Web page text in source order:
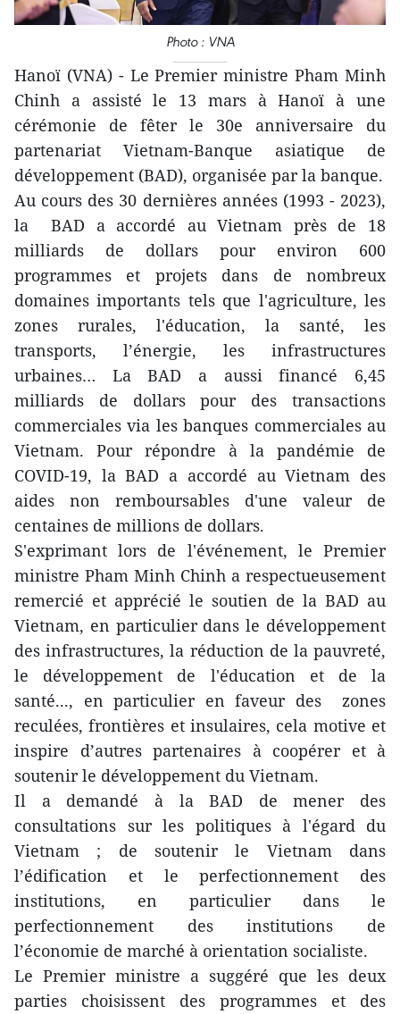
Photo : VNA
Hanoï (VNA) - Le Premier ministre Pham Minh
Chinh a assisté le 13 mars à Hanoï à une
cérémonie de fêter le 30e anniversaire du
partenariat Vietnam-Banque asiatique de
développement (BAD), organisée par la banque.
Au cours des 30 dernières années (1993 - 2023),
la BAD a accordé au Vietnam près de 18
milliards de dollars pour environ 600
programmes et projets dans de nombreux
domaines importants tels que l'agriculture, les
zones rurales, l'éducation, la santé, les
transports, l’énergie, les infrastructures
urbaines… La BAD a aussi financé 6,45
milliards de dollars pour des transactions
commerciales via les banques commerciales au
Vietnam. Pour répondre à la pandémie de
COVID-19, la BAD a accordé au Vietnam des
aides non remboursables d'une valeur de
centaines de millions de dollars.
S'exprimant lors de l'événement, le Premier
ministre Pham Minh Chinh a respectueusement
remercié et apprécié le soutien de la BAD au
Vietnam, en particulier dans le développement
des infrastructures, la réduction de la pauvreté,
le développement de l'éducation et de la
santé..., en particulier en faveur des zones
reculées, frontières et insulaires, cela motive et
inspire d’autres partenaires à coopérer et à
soutenir le développement du Vietnam.
Il a demandé à la BAD de mener des
consultations sur les politiques à l'égard du
Vietnam ; de soutenir le Vietnam dans
l’édification et le perfectionnement des
institutions, en particulier dans le
perfectionnement des institutions de
l’économie de marché à orientation socialiste.
Le Premier ministre a suggéré que les deux
parties choisissent des programmes et des